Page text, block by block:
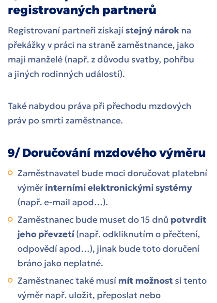
registrovaných partnerů
Registrovaní partneři získajístejný nárok na
překážky v práci na straně zaměstnance, jako
mají manželé (např. z důvodu svatby, pohřbu
a jiných rodinných událostí).
Také nabydou práva při přechodu mzdových
práv po smrti zaměstnance.
9/ Doručování mzdového výměru
Zaměstnavatel bude moci doručovat platební
výměr interními elektronickými systémy
(např. e-mail apod…).
Zaměstnanec bude muset do 15 dnů potvrdit
jeho převzetí(např. odkliknutím o přečtení,
odpovědí apod…), jinak bude toto doručení
bráno jako neplatné.
Zaměstnanec také musí mít možnost si tento
výměr např. uložit, přeposlat nebo